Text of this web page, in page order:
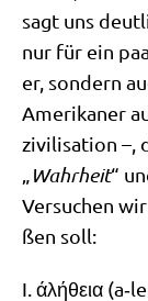
sagt uns
nur für ein
er, son­dern
Ame­ri­ka­ner
zi­vi­li­sa­ti­on –,
Wahr­heit“
Ver­su­chen
ßen soll:
I. άλήθεια